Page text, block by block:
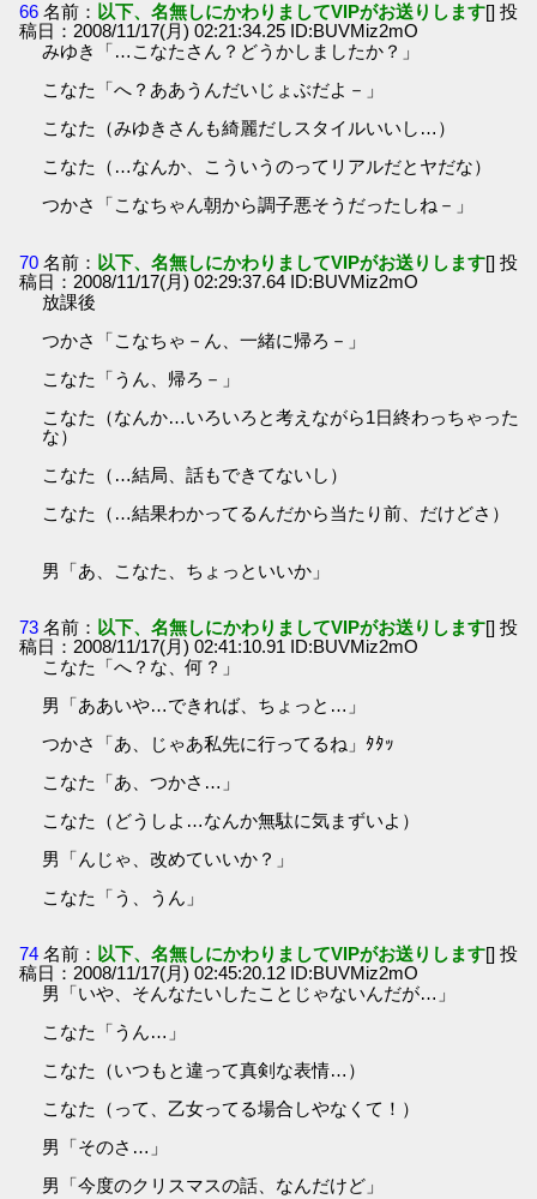
66 名前： 以下、名無しにかわりましてVIPがお送りします[] 投
稿日：2008/11/17(月) 02:21:34.25 ID:BUVMiz2mO
みゆき「…こなたさん？どうかしましたか？」
こなた「へ？ああうんだいじょぶだよ－」
こなた（みゆきさんも綺麗だしスタイルいいし…）
こなた（…なんか、こういうのってリアルだとヤだな）
つかさ「こなちゃん朝から調子悪そうだったしね－」
70 名前： 以下、名無しにかわりましてVIPがお送りします[] 投
稿日：2008/11/17(月) 02:29:37.64 ID:BUVMiz2mO
放課後
つかさ「こなちゃ－ん、一緒に帰ろ－」
こなた「うん、帰ろ－」
こなた（なんか…いろいろと考えながら1日終わっちゃった
な）
こなた（…結局、話もできてないし）
こなた（…結果わかってるんだから当たり前、だけどさ）
男「あ、こなた、ちょっといいか」
73 名前： 以下、名無しにかわりましてVIPがお送りします[] 投
稿日：2008/11/17(月) 02:41:10.91 ID:BUVMiz2mO
こなた「へ？な、何？」
男「ああいや…できれば、ちょっと…」
つかさ「あ、じゃあ私先に行ってるね」ﾀﾀｯ
こなた「あ、つかさ…」
こなた（どうしよ…なんか無駄に気まずいよ）
男「んじゃ、改めていいか？」
こなた「う、うん」
74 名前： 以下、名無しにかわりましてVIPがお送りします[] 投
稿日：2008/11/17(月) 02:45:20.12 ID:BUVMiz2mO
男「いや、そんなたいしたことじゃないんだが…」
こなた「うん…」
こなた（いつもと違って真剣な表情…）
こなた（って、乙女ってる場合しやなくて！）
男「そのさ…」
男「今度のクリスマスの話、なんだけど」